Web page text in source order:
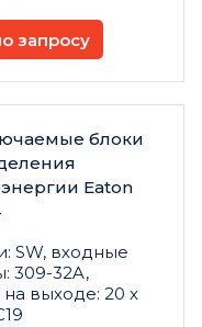
запросу
блоки
Eaton
SW, входные
309-32A,
на выходе: 20 х